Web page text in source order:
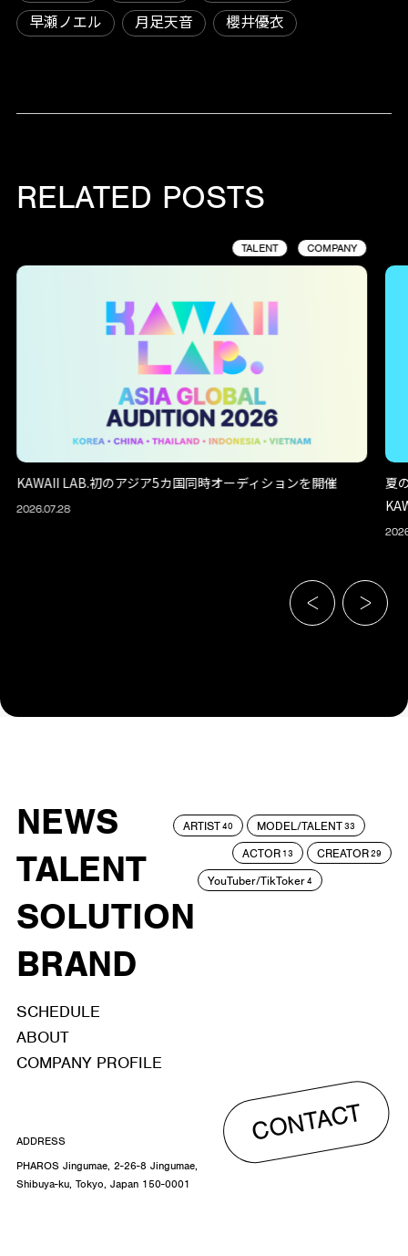
早瀬ノエル
月足天音 櫻井優衣
RELATED POSTS
TALENT COMPANY
KAWAII LAB.初のアジア5カ国同時オーディションを開催
2026.07.28
夏
NEWS
TALENT
SOLUTION
BRAND
ARTIST40 MODEL/TALENT33
ACTOR 13 CREATOR29
YouTuber/TikToker4
SCHEDULE
ABOUT
COMPANY PROFILE
CONTACT
ADDRESS
PHAROS Jingumae, 2-26-8 Jingumae,
Shibuya-ku, Tokyo, Japan 150-0001